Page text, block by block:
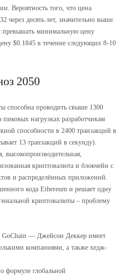
Вероятность того, что цена
через десять лет, значительно выше.
превышать минимальную цену
$0.1845 в течение следующих 8-10
2050
способна проводить свыше 1300
пиковых нагрузках разработчикам
способности в 2400 транзакций в
13 транзакций в секунду).
высокопроизводительная,
криптовалюта и блокчейн с
и распределённых приложений.
кода Ethereum и решает одну
криптовалюты – проблему
GoChain — Джейсон Деккер имеет
компаниями, а также хедж-
формуле глобальной